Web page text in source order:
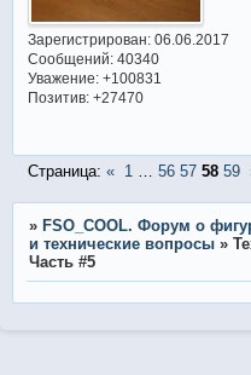
Зарегистрирован: 06.06.2017
Сообщений:40340
Уважение: +100831
Позитив: +27470
Страница: « 1 … 56 57 58 59
» FSO_COOL. Форум о
и технические вопросы »
Часть #5